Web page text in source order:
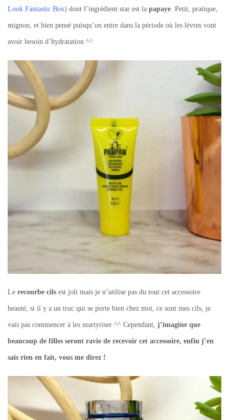
Look Fantastic Box) dont l’ingrédient star est la papaye . Petit, pratique,
mignon, et bien pensé puisqu’on entre dans la période où les lèvres vont
avoir besoin d’hydratation ^^
Le recourbe cils est joli mais je n’utilise pas du tout cet accessoire
beauté, si il y a un truc qui se porte bien chez moi, ce sont mes cils, je
vais pas commencer à les martyriser ^^ Cependant, j’imagine que
beaucoup de filles seront ravie de recevoir cet accessoire, enfin j’en
sais rien en fait, vous me direz !